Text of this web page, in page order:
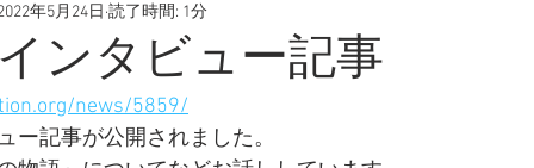
ンタビュー記事
年5月24日 読了時間: 1分
news/5859/
ー記事が公開されました。